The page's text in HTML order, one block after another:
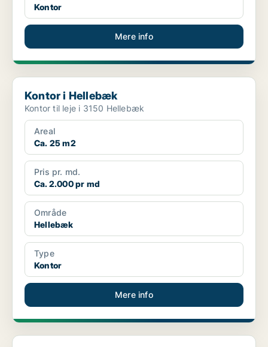
Kontor
Mere info
Kontor i Hellebæk
Kontor i Hellebæk
Kontor til leje i 3150 Hellebæk
Areal
Ca. 25 m2
Pris pr. md.
Ca. 2.000 pr md
Område
Hellebæk
Type
Kontor
Mere info
Kontor i Hellebæk